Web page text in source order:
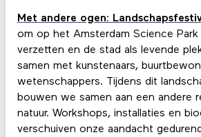
Met andere ogen:
om op het Amsterdam Science
verzetten en de stad als levende
samen met kunstenaars,
wetenschappers. Tijdens dit
bouwen we samen aan een andere
natuur. Workshops, installaties en
verschuiven onze aandacht